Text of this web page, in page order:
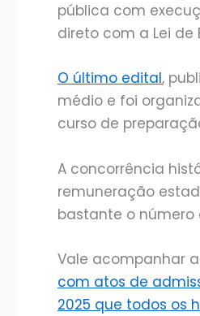
pública com
direto com a Lei de
O último edital,
médio e foi
curso de
A concorrência
remuneração
bastante o número
Vale acompanhar
com atos de
2025 que todos os